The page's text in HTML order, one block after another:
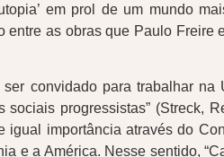
em prol de um mundo
entre as obras que Paulo
convidado para trabalhar
sociais progressistas”
igual importância através do
e a América. Nesse sentido,